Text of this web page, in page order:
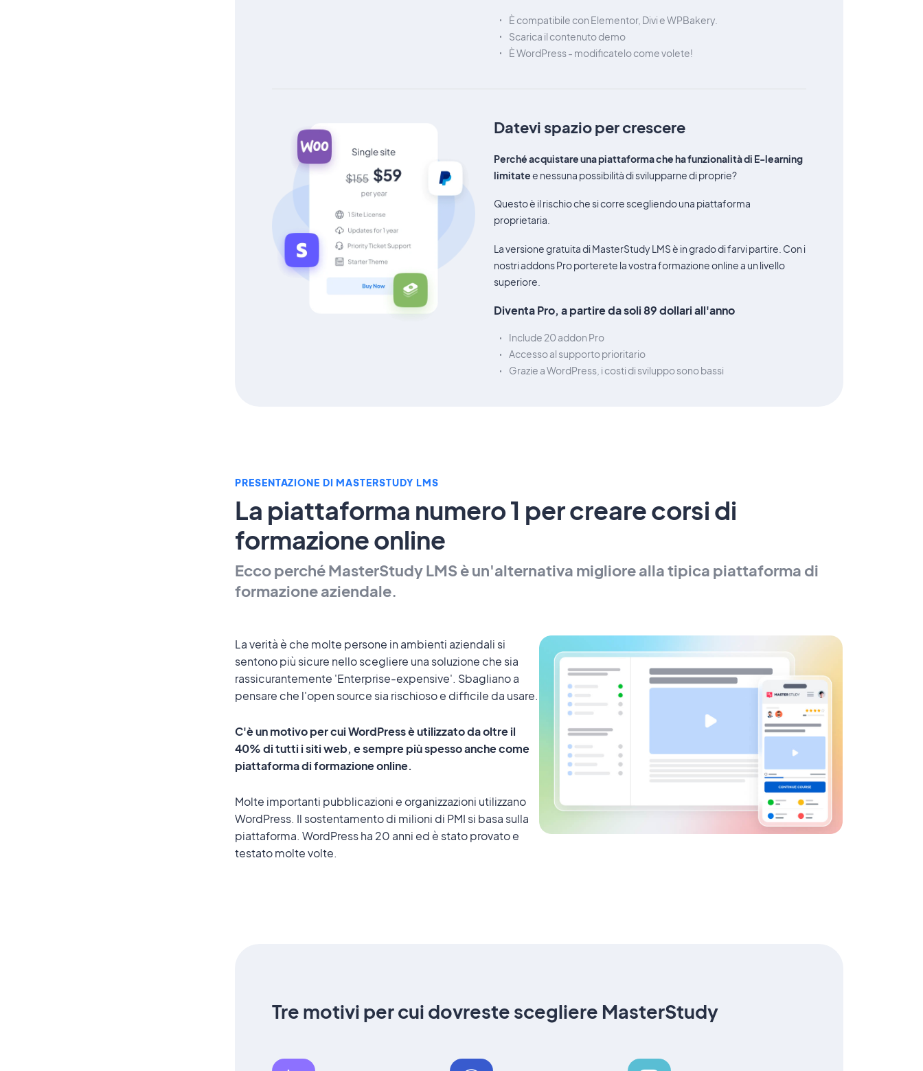
È compatibile con Elementor, Divi e WPBakery.
Scarica il contenuto demo
È WordPress - modificatelo come volete!
Datevi spazio per crescere
Perché acquistare una piattaforma che ha funzionalità di E-learning
limitatee nessuna possibilità di svilupparne di proprie?
Questo è il rischio che si corre scegliendo una piattaforma
proprietaria.
La versione gratuita di MasterStudy LMS è in grado di farvi partire. Con i
nostri addons Pro porterete la vostra formazione online a un livello
superiore.
Diventa Pro, a partire da soli 89 dollari all'anno
Include 20 addon Pro
Accesso al supporto prioritario
Grazie a WordPress, i costi di sviluppo sono bassi
PRESENTAZIONE DI MASTERSTUDY LMS
La piattaforma numero 1 per creare corsi di
formazione online
Ecco perché MasterStudy LMS è un'alternativa migliore alla tipica piattaforma di
formazione aziendale.
La verità è che molte persone in ambienti aziendali si
sentono più sicure nello scegliere una soluzione che sia
rassicurantemente 'Enterprise-expensive'. Sbagliano a
pensare che l'open source sia rischioso e difficile da usare.
C'è un motivo per cui WordPress è utilizzato da oltre il
40% di tutti i siti web, e sempre più spesso anche come
piattaforma di formazione online.
Molte importanti pubblicazioni e organizzazioni utilizzano
WordPress. Il sostentamento di milioni di PMI si basa sulla
piattaforma. WordPress ha 20 anni ed è stato provato e
testato molte volte.
Tre motivi per cui dovreste scegliere MasterStudy